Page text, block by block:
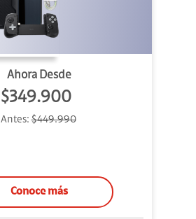
Ahora Desde
$349.900
Antes:$449.990
Conoce más